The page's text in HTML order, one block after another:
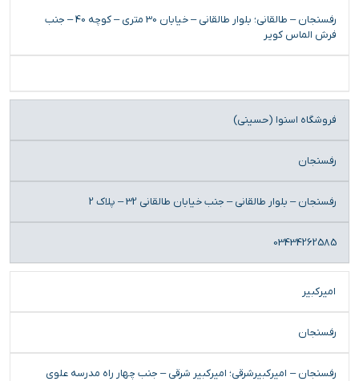
رفسنجان – طالقانی؛ بلوار طالقانی – خیابان 30 متری – کوچه 40 – جنب
فرش الماس کویر
فروشگاه اسنوا (حسینی)
رفسنجان
رفسنجان – بلوار طالقانی – جنب خیابان طالقانی 32 – پلاک 2
03434262585
امیرکبیر
رفسنجان
رفسنجان – امیرکبیرشرقی؛ امیرکبیر شرقی – جنب چهار راه مدرسه علوی